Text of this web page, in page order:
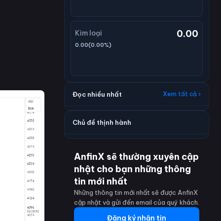
Kim loại 0.00
0.00(0.00%)
Đọc nhiều nhất Xem tất cả ›
Chủ đề thịnh hành
AnfinX sẽ thường xuyên cập
nhật cho bạn những thông
tin mới nhất
Những thông tin mới nhất sẽ được AnfinX
cập nhật và gửi đến email của quý khách.
Đăng ký nhận tin